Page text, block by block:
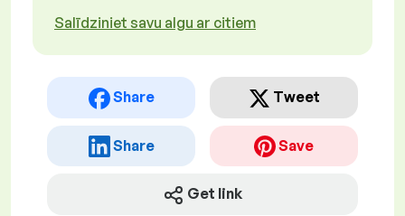
Salīdziniet savu algu ar citiem
Share Tweet
Share Save
Get link